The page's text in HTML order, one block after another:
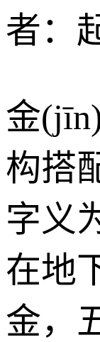
者：
金
构搭
字义
在地
金，